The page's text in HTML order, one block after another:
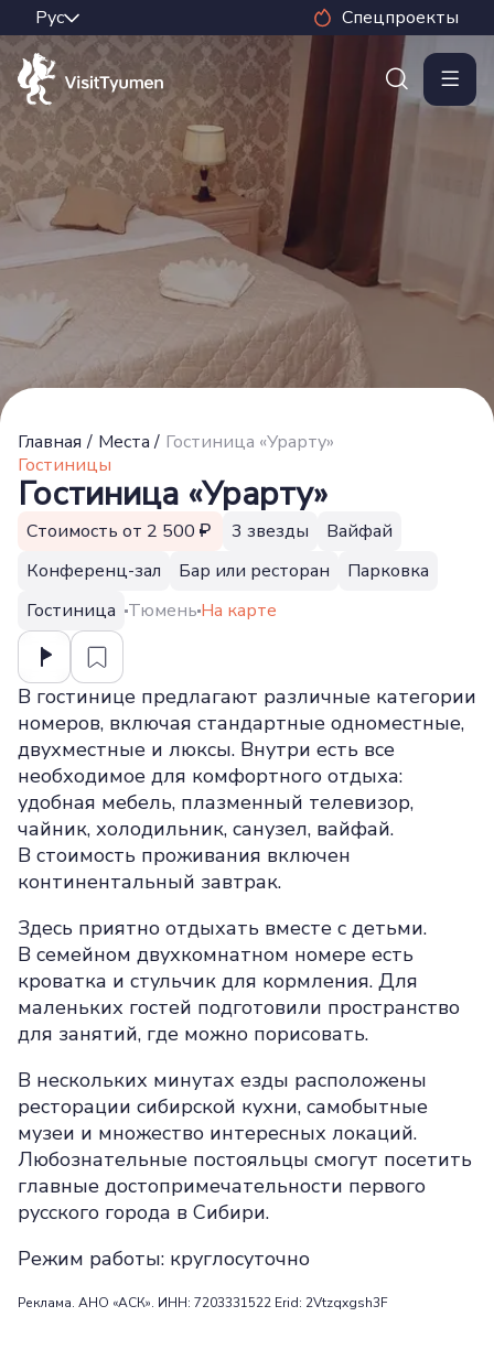
Спецпроекты
Главная / Места / Гостиница «Урарту»
Гостиницы
Гостиница «Урарту»
Стоимость от 2 500 3 звезды
Вайфай
Конференц-зал
Бар или ресторан
Парковка
Гостиница Тюмень На карте
В гостинице предлагают различные категории
номеров, включая стандартные одноместные,
двухместные и люксы. Внутри есть все
необходимое для комфортного отдыха:
удобная мебель, плазменный телевизор,
чайник, холодильник, санузел, вайфай.
В стоимость проживания включен
континентальный завтрак.
Здесь приятно отдыхать вместе с детьми.
В семейном двухкомнатном номере есть
кроватка и стульчик для кормления. Для
маленьких гостей подготовили пространство
для занятий, где можно порисовать.
В нескольких минутах езды расположены
ресторации сибирской кухни, самобытные
музеи и множество интересных локаций.
Любознательные постояльцы смогут посетить
главные достопримечательности первого
русского города в Сибири.
Режим работы: круглосуточно
Реклама. АНО «АСК». ИНН: 7203331522 Erid: 2Vtzqxgsh3F